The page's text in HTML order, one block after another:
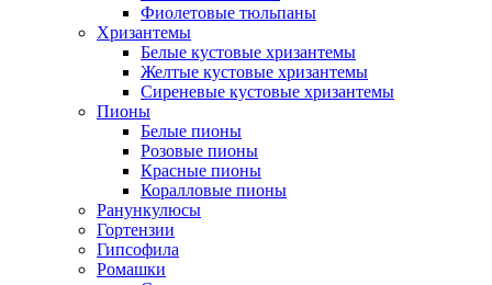
Фиолетовые тюльпаны
Хризантемы
Белые кустовые хризантемы
Желтые кустовые хризантемы
Сиреневые кустовые хризантемы
Пионы
Белые пионы
Розовые пионы
Красные пионы
Коралловые пионы
Ранункулюсы
Гортензии
Гипсофила
Ромашки